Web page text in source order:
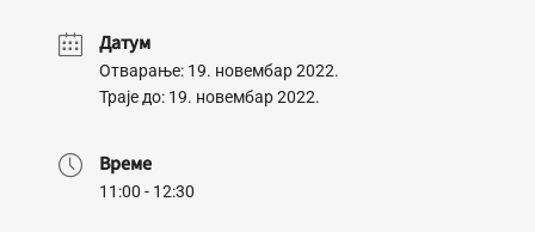
Датум
Отварање: 19. новембар 2022.
Траје до: 19. новембар 2022.
Време
11:00 - 12:30